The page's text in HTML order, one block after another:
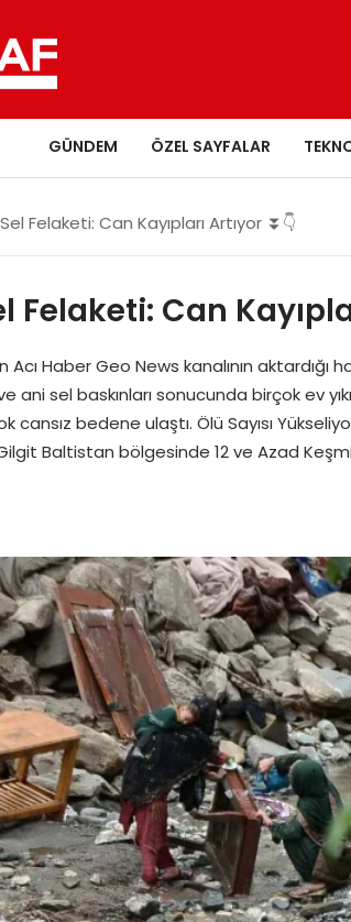
GÜNDEM ÖZEL SAYFALAR
Felaketi: Can Kayıpları Artıyor ⏬👇
Felaketi: Can
Haber Geo News kanalının aktardığı
sel baskınları sonucunda birçok ev
cansız bedene ulaştı. Ölü Sayısı
Baltistan bölgesinde 12 ve Azad